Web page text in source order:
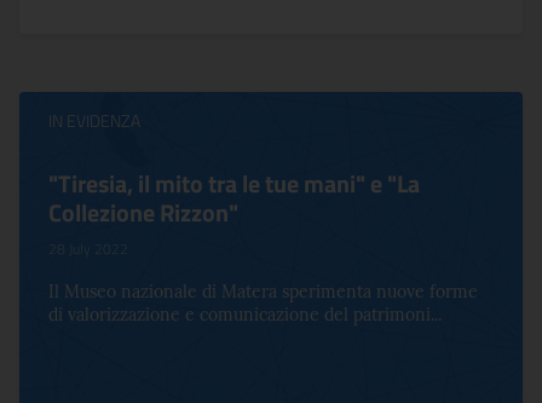
IN EVIDENZA
"Tiresia, il mito tra le tue mani" e "La
Collezione Rizzon"
28 July 2022
Il Museo nazionale di Matera sperimenta nuove forme
di valorizzazione e comunicazione del patrimoni...